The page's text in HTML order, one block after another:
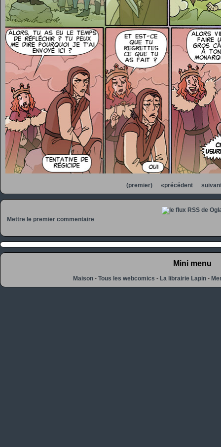
(premier) «précédent
Mettre le premier commentaire
Mini menu
Maison -Tous les webcomics -La librairie Lapin -